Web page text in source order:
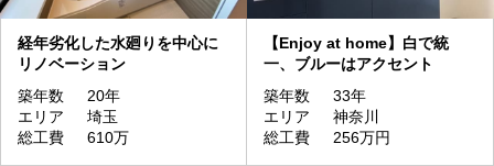
経年劣化した水廻りを中心に
リノベーション
築年数
20年
エリア
埼玉
総工費
610万
【Enjoy at home】白で統
一、ブルーはアクセント
築年数
33年
エリア
神奈川
総工費
256万円